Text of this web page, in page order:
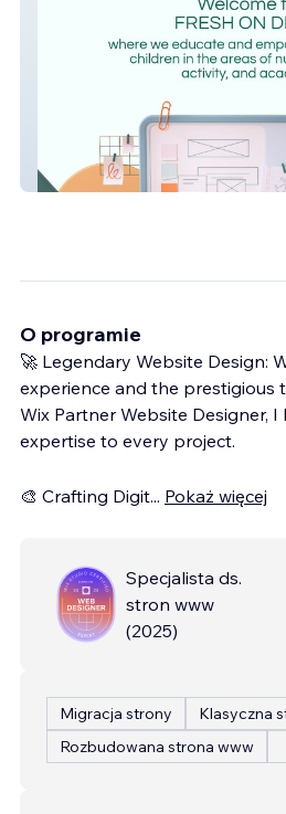
Fresh On Deck
O programie
🚀 Legendary Website Design:
experience and the prestigious
Wix Partner Website Designer,
expertise to every project.
🎨 Crafting Digit... Pokaż więcej
Specjalista ds.
stron www
(2025)
Migracja strony
Klasyczna
Rozbudowana strona www